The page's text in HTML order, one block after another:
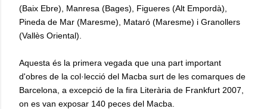
(Baix Ebre), Manresa (Bages), Figueres (Alt Empordà),
Pineda de Mar (Maresme), Mataró (Maresme) i Granollers
(Vallès Oriental).
Aquesta és la primera vegada que una part important
d'obres de la col·lecció del Macba surt de les comarques de
Barcelona, a excepció de la fira Literària de Frankfurt 2007,
on es van exposar 140 peces del Macba.